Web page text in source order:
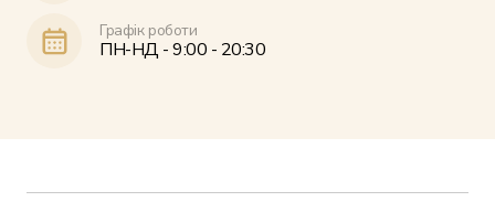
Графік роботи
ПН-НД - 9:00 - 20:30